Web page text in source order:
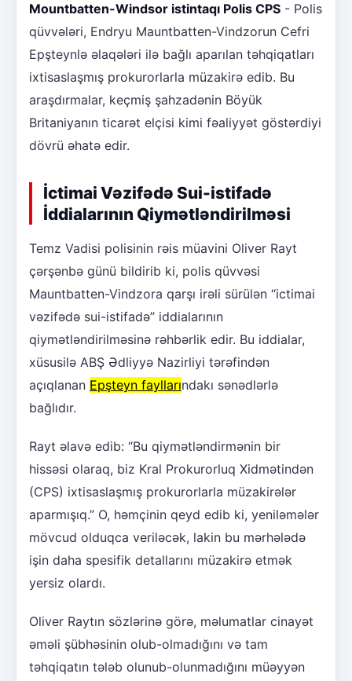
Mountbatten-Windsor istintaqı Polis CPS - Polis
qüvvələri, Endryu Mauntbatten-Vindzorun Cefri
Epşteynlə əlaqələri ilə bağlı aparılan təhqiqatları
ixtisaslaşmış prokurorlarla müzakirə edib. Bu
araşdırmalar, keçmiş şahzadənin Böyük
Britaniyanın ticarət elçisi kimi fəaliyyət göstərdiyi
dövrü əhatə edir.
İctimai Vəzifədə Sui-istifadə
İddialarının Qiymətləndirilməsi
Temz Vadisi polisinin rəis müavini Oliver Rayt
çərşənbə günü bildirib ki, polis qüvvəsi
Mauntbatten-Vindzora qarşı irəli sürülən “ictimai
vəzifədə sui-istifadə” iddialarının
qiymətləndirilməsinə rəhbərlik edir. Bu iddialar,
xüsusilə ABŞ Ədliyyə Nazirliyi tərəfindən
açıqlanan Epşteyn fayllarındakı sənədlərlə
bağlıdır.
Rayt əlavə edib: “Bu qiymətləndirmənin bir
hissəsi olaraq, biz Kral Prokurorluq Xidmətindən
(CPS) ixtisaslaşmış prokurorlarla müzakirələr
aparmışıq.” O, həmçinin qeyd edib ki, yeniləmələr
mövcud olduqca veriləcək, lakin bu mərhələdə
işin daha spesifik detallarını müzakirə etmək
yersiz olardı.
Oliver Raytın sözlərinə görə, məlumatlar cinayət
əməli şübhəsinin olub-olmadığını və tam
təhqiqatın tələb olunub-olunmadığını müəyyən